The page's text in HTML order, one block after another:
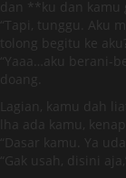
dan **ku dan kamu
“Tapi, tunggu. Aku
tolong begitu ke
“Yaaa…aku berani-
doang.
Lagian, kamu dah
lha ada kamu,
“Dasar kamu. Ya
“Gak usah, disini